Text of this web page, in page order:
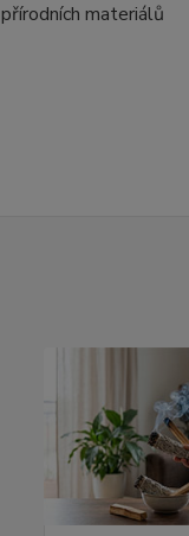
přírodních materiálů